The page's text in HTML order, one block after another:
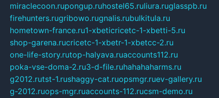
miraclecoon.rupongup.ruhostel65.ruliura.ruglasspb.ru
firehunters.rugribowo.rugnalis.rubulkitula.ru
hometown-france.ru1-xbeticricetc-1-xbetti-5.ru
shop-garena.rucricetc-1-xbetr-1-xbetcc-2.ru
one-life-story.rutop-halyava.ruaccounts112.ru
poka-vse-doma-2.ru3-d-file.ruhahahaharms.ru
g2012.rutst-1.rushaggy-cat.ruopsmgr.ruev-gallery.ru
g-2012.ruops-mgr.ruaccounts-112.rucsm-demo.ru